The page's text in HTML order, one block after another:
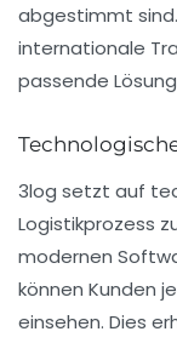
abgestimmt
internationale
passende
3log setzt auf
Logistikprozess
modernen
können Kunden
einsehen. Dies